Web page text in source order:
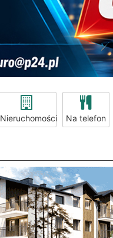
Nieruchomości Na telefon